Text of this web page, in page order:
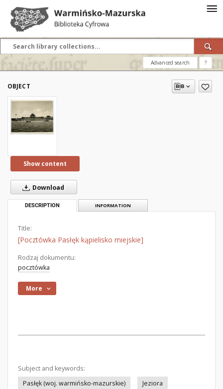
Advanced search ?
OBJECT
Show content
Download
DESCRIPTION INFORMATION
Title:
[Pocztówka Pasłęk kąpielisko miejskie]
Rodzaj dokumentu:
pocztówka
More
Subject and keywords:
Pasłęk (woj. warmińsko-mazurskie)
Jeziora